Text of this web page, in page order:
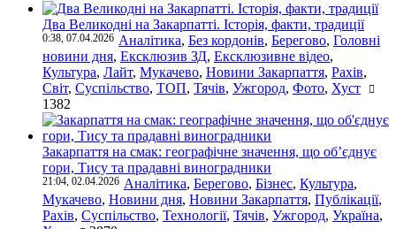
Два Великодні на Закарпатті. Історія, факти, традиції
0:38, 07.04.2026 Аналітика, Без кордонів, Берегово, Головні
новини дня, Ексклюзив ЗД, Ексклюзивне відео,
Культура, Лайт, Мукачево, Новини Закарпаття, Рахів,
Світ, Суспільство, ТОП, Тячів, Ужгород, Фото, Хуст
1382
Закарпаття на смак: географічне значення, що об’єднує
гори, Тису та прадавні виноградники
21:04, 02.04.2026 Аналітика, Берегово, Бізнес, Культура,
Мукачево, Новини дня, Новини Закарпаття, Публікації,
Рахів, Суспільство, Технології, Тячів, Ужгород, Україна,